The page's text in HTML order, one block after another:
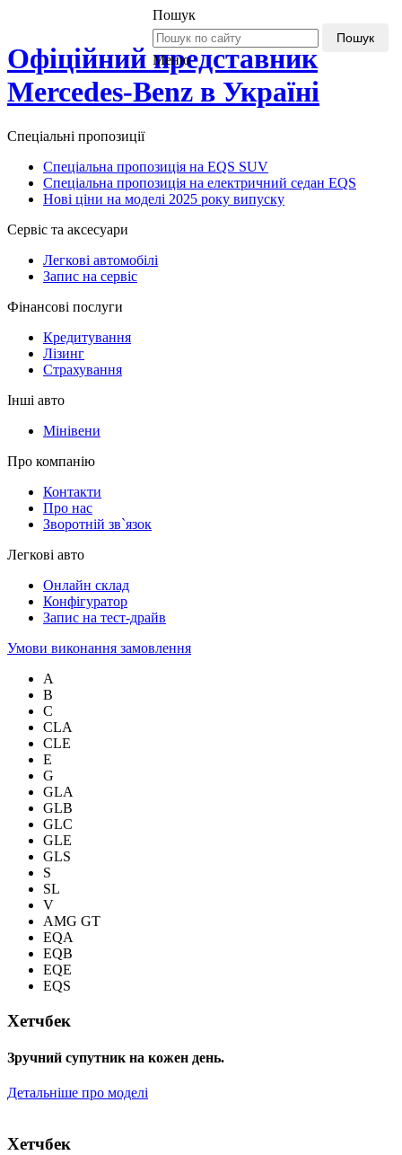
Офіційний представник
Mercedes-Benz в Україні
Пошук
Пошук
Меню
Спеціальні пропозиції
Спеціальна пропозиція на EQS SUV
Спеціальна пропозиція на електричний седан EQS
Нові ціни на моделі 2025 року випуску
Сервіс та аксесуари
Легкові автомобілі
Запис на сервіс
Фінансові послуги
Кредитування
Лізинг
Страхування
Інші авто
Мінівени
Про компанію
Контакти
Про нас
Зворотній зв`язок
Легкові авто
Онлайн склад
Конфігуратор
Запис на тест-драйв
Умови виконання замовлення
A
B
C
CLA
CLE
E
G
GLA
GLB
GLC
GLE
GLS
S
SL
V
AMG GT
EQA
EQB
EQE
EQS
Хетчбек
Зручний супутник на кожен день.
Детальніше про моделі
Хетчбек